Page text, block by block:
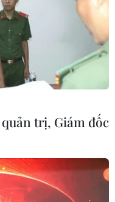
trị, Giám đốc